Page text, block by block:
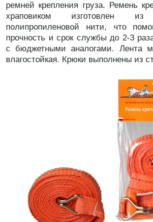
ремней крепления груза. Ремень
храповиком изготовлен из
полипропиленовой нити, что
прочность и срок службы до 2-3
с бюджетными аналогами. Лента
влагостойкая. Крюки выполнены из